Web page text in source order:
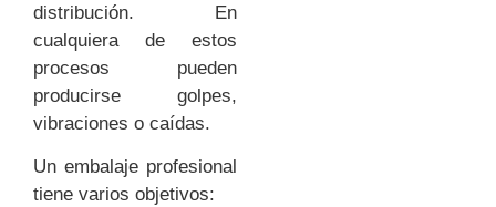
distribución. En
cualquiera de estos
procesos pueden
producirse golpes,
vibraciones o caídas.
Un embalaje profesional
tiene varios objetivos: